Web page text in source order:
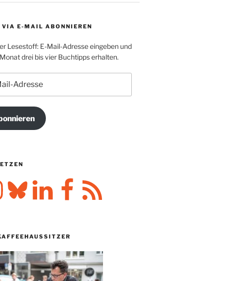
VIA E-MAIL ABONNIEREN
Lesestoff: E-Mail-Adresse eingeben und
drei bis vier Buchtipps erhalten.
Bluesky LinkedIn FacebookRSS-
Feed